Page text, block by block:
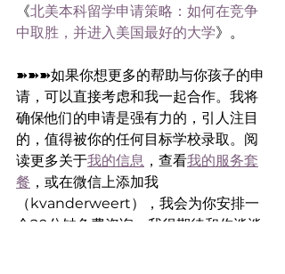
《北美本科留学申请策略：如何在竞争
中取胜，并进入美国最好的大学》。
➽➽➽如果你想更多的帮助与你孩子的申
请，可以直接考虑和我一起合作。我将
确保他们的申请是强有力的，引人注目
的，值得被你的任何目标学校录取。阅
读更多关于我的信息 ，查看我的服务套
餐 ，或在微信上添加我
（kvanderweert），我会为你安排一
个20分钟免费咨询。我很期待和你谈谈